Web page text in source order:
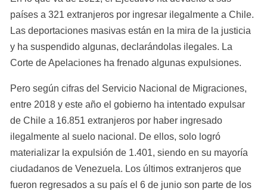
países a 321 extranjeros por ingresar ilegalmente a Chile.
Las deportaciones masivas están en la mira de la justicia
y ha suspendido algunas, declarándolas ilegales. La
Corte de Apelaciones ha frenado algunas expulsiones.
Pero según cifras del Servicio Nacional de Migraciones,
entre 2018 y este año el gobierno ha intentado expulsar
de Chile a 16.851 extranjeros por haber ingresado
ilegalmente al suelo nacional. De ellos, solo logró
materializar la expulsión de 1.401, siendo en su mayoría
ciudadanos de Venezuela. Los últimos extranjeros que
fueron regresados a su país el 6 de junio son parte de los